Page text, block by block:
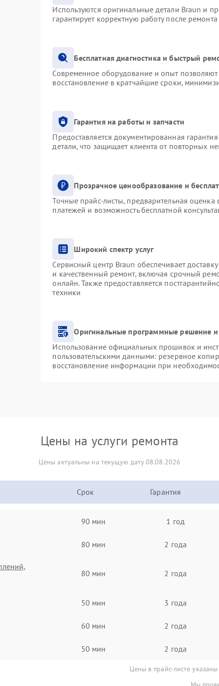
Используются оригинальные детали Braun и
гарантирует корректную работу после
Бесплатная диагностика и быстрый
Современное оборудование и опыт позволяют
восстановление в кратчайшие сроки,
Гарантия на работы и запчасти
Предоставляется документированная
детали, что защищает клиента от повторных
Прозрачное ценообразование и
Точные прайс-листы, предварительная оценка
платежей и возможность бесплатной
Широкий спектр услуг
Сервисный центр Braun обеспечивает
и качественный ремонт, включая срочный
онлайн. Также предоставляется
техники
Оригинальные программные решение
Использование официальных прошивок и
пользовательскими данными: резервное
восстановление информации при
Цены на услуги ремонта
Цены актуальны на текущую дату 08.08.2026
Срок Гарантия
90 мин 1 год
80 мин 2 года
80 мин 2 года
50 мин 3 года
60 мин 2 года
50 мин 2 года
Цены в прайс-листе